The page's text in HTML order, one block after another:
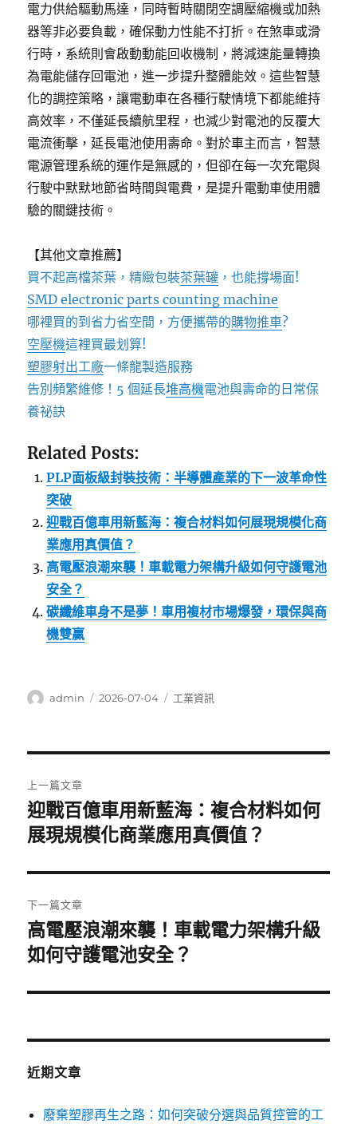
電力供給驅動馬達，同時暫時關閉空調壓縮機或加熱
器等非必要負載，確保動力性能不打折。在煞車或滑
行時，系統則會啟動動能回收機制，將減速能量轉換
為電能儲存回電池，進一步提升整體能效。這些智慧
化的調控策略，讓電動車在各種行駛情境下都能維持
高效率，不僅延長續航里程，也減少對電池的反覆大
電流衝擊，延長電池使用壽命。對於車主而言，智慧
電源管理系統的運作是無感的，但卻在每一次充電與
行駛中默默地節省時間與電費，是提升電動車使用體
驗的關鍵技術。
【其他文章推薦】
買不起高檔茶葉，精緻包裝茶葉罐 ，也能撐場面!
SMD electronic parts counting machine
哪裡買的到省力省空間，方便攜帶的購物推車?
空壓機這裡買最划算!
塑膠射出工廠一條龍製造服務
告別頻繁維修！5 個延長堆高機電池與壽命的日常保
養祕訣
Related Posts:
PLP面板級封裝技術：半導體產業的下一波革命性
突破
迎戰百億車用新藍海：複合材料如何展現規模化商
業應用真價值？
高電壓浪潮來襲！車載電力架構升級如何守護電池
安全？
碳纖維車身不是夢！車用複材市場爆發，環保與商
機雙贏
作
admin
發
2026-07-04
分
工業資訊
章
導
覽
上一篇文章
上
一
文
章:
迎戰百億車用新藍海：複合材料如何
展現規模化商業應用真價值？
下一篇文章
下
一
文
高電壓浪潮來襲！車載電力架構升級
如何守護電池安全？
近期文章
廢棄塑膠再生之路：如何突破分選與品質控管的工